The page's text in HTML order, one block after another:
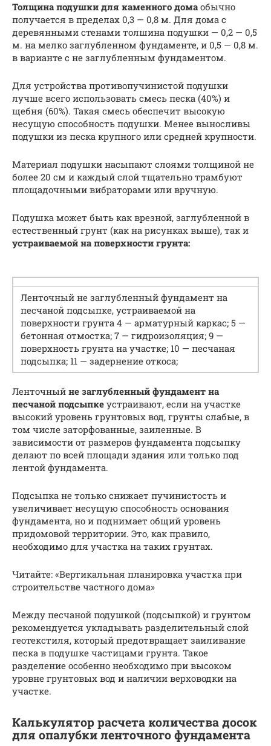
Толщина подушки для каменного домаобычно
получается в пределах 0,3 — 0,8 м. Для дома с
деревянными стенами толшина подушки — 0,2 — 0,5
м. на мелко заглубленном фундаменте, и 0,5 — 0,8 м.
в варианте с не заглубленным фундаментом.
Для устройства противопучинистой подушки
лучше всего использовать смесь песка (40%) и
щебня (60%). Такая смесь обеспечит высокую
несущую способность подушки. Менее выносливы
подушки из песка крупного или средней крупности.
Материал подушки насыпают слоями толщиной не
более 20 см и каждый слой тщательно трамбуют
площадочными вибраторами или вручную.
Подушка может быть как врезной, заглубленной в
естественный грунт (как на рисунках выше), так и
устраиваемой на поверхности грунта:
Ленточный не заглубленный фундамент на
песчаной подсыпке, устраиваемой на
поверхности грунта 4 — арматурный каркас; 5 —
бетонная отмостка; 7 — гидроизоляция; 9 —
поверхность грунта на участке; 10 — песчаная
подсыпка; 11 — задернение откоса;
Ленточный не заглубленный фундамент на
песчаной подсыпке устраивают, если на участке
высокий уровень грунтовых вод, грунты слабые, в
том числе заторфованные, заиленные. В
зависимости от размеров фундамента подсыпку
делают по всей площади здания или только под
лентой фундамента.
Подсыпка не только снижает пучинистость и
увеличивает несущую способность основания
фундамента, но и поднимает общий уровень
придомовой территории. Это, как правило,
необходимо для участка на таких грунтах.
Читайте: «Вертикальная планировка участка при
строительстве частного дома»
Между песчаной подушкой (подсыпкой) и грунтом
рекомендуется укладывать разделительный слой
геотекстиля, который предотвращает заиливание
песка в подушке частицами грунта. Такое
разделение особенно необходимо при высоком
уровне грунтовых вод и наличии верховодки на
участке.
Калькулятор расчета количества досок
для опалубки ленточного фундамента